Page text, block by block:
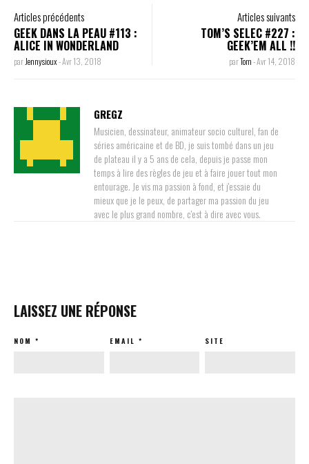
Articles précédents
GEEK DANS LA PEAU #113 :
ALICE IN WONDERLAND
parJennysioux-Avr 13, 2018
Articles suivants
TOM’S SELEC #227 :
GEEK’EM ALL !!
parTom-Avr 14, 2018
GREGZ
Musicien, dessinateur, animateur socio culturel, fan de
séries américaine et de BD, je suis tombé dans un jeu
de plateau il y a 5 ans de cela, depuis je passe mon
temps à lire des règles de jeu et à faire jouer tout mon
entourage. Je vis ma passion à fond, et j'essaie du
mieux que je le peux, de partager ma passion du jeu
avec le plus grand nombre, c'est à dire avec vous.
LAISSEZ UNE RÉPONSE
NOM * EMAIL * SITE